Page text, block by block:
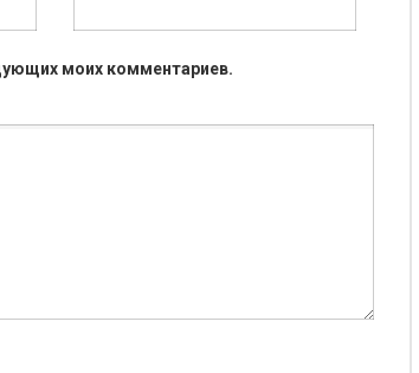
моих комментариев.